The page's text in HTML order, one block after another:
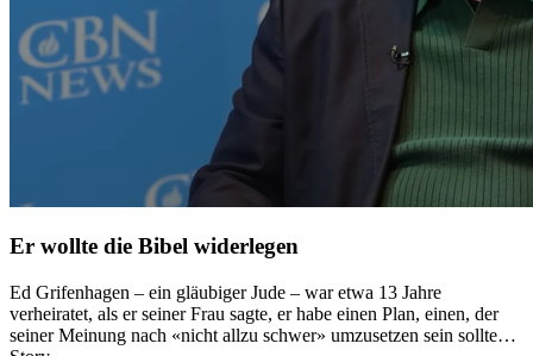
Er wollte die Bibel widerlegen
Ed Grifenhagen – ein gläubiger Jude – war etwa 13 Jahre
verheiratet, als er seiner Frau sagte, er habe einen Plan, einen, der
seiner Meinung nach «nicht allzu schwer» umzusetzen sein sollte…